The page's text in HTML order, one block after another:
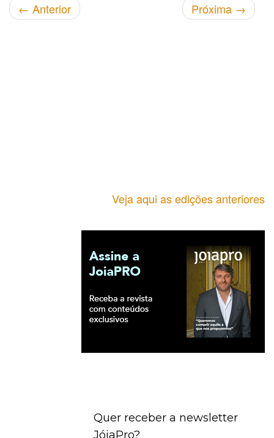
← Anterior Próxima →
Veja aqui as edições anteriores